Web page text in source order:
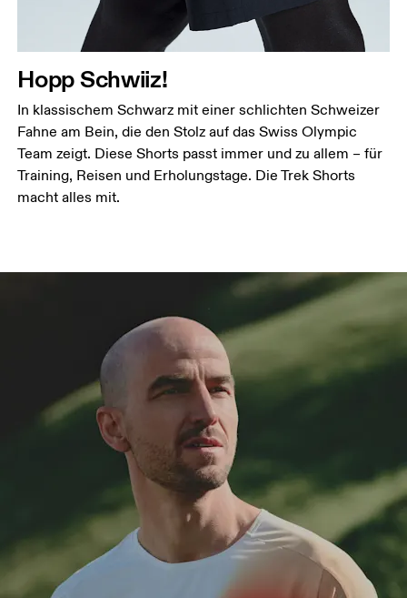
Hopp Schwiiz!
In klassischem Schwarz mit einer schlichten Schweizer
Fahne am Bein, die den Stolz auf das Swiss Olympic
Team zeigt. Diese Shorts passt immer und zu allem – für
Training, Reisen und Erholungstage. Die Trek Shorts
macht alles mit.